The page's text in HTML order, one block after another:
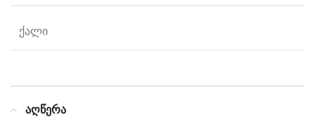
ქალი
აღწერა